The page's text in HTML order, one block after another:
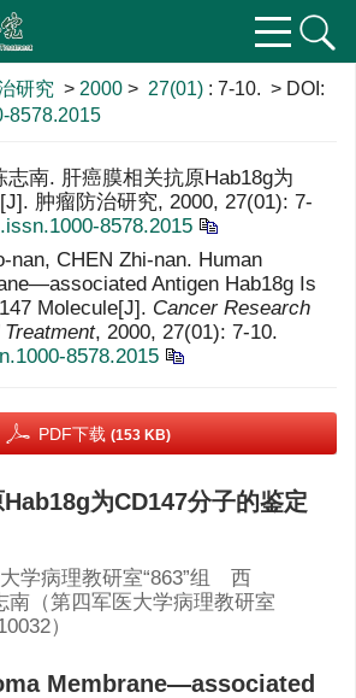
研究 > 2000 > 27(01) : 7-10. > DOI:
8578.2015
志南. 肝癌膜相关抗原Hab18g为
肿瘤防治研究, 2000, 27(01): 7-
8578.2015
nan, CHEN Zhi-nan. Human
Antigen Hab18g Is
Molecule[J]. Cancer Research
, 2000, 27(01): 7-10.
8578.2015
PDF下载 (153 KB)
为CD147分子的鉴定
学病理教研室“863”组 西
（第四军医大学病理教研室
）
Membrane—associated